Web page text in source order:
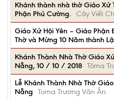
Khánh thành nhà thờ Giáo Xứ
Phận Phú Cường.
Cây Viết
Giáo Xứ Hội Yên – Giáo
Thờ và Mừng 10 Năm thành
Khánh Thành Nhà Thờ Giáo
Nẵng, 10 / 10 / 2018 Tôma
Lễ Khánh Thành Nhà Thờ
Nẵng
Toma Trương Văn Ân